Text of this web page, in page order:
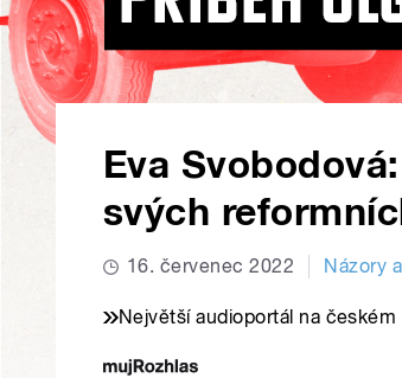
Eva
svých
16. červenec 2022 Názory
Největší audioportál na